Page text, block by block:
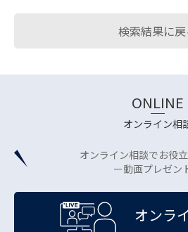
検索結果に戻
ONLINE
オンライン相
オンライン相談でお役
ー動画プレゼン
オンラ